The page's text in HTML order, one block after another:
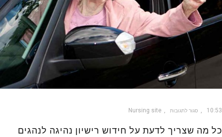
סגור לתגובות Nursing site
מה שצריך לדעת על חידוש רישיון נהיגה לנהגים